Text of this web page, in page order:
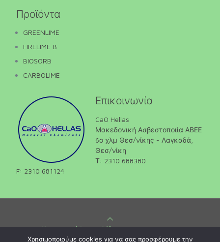
Προϊόντα
GREENLIME
FIRELIME B
BIOSORB
CARBOLIME
Επικοινωνία
CaO Hellas
Μακεδονική Ασβεστοποιία ΑΒΕΕ
6ο χλμ Θεσ/νίκης - Λαγκαδά,
Θεσ/νίκη
Τ: 2310 688380
F: 2310 681124
Κατασκευή ΙστοσελίδωνGama Advertising
Χρησιμοποιούμε cookies για να σας προσφέρουμε την